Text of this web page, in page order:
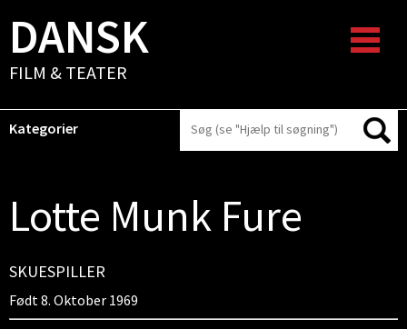
DANSK
FILM & TEATER
Kategorier
Lotte Munk Fure
SKUESPILLER
Født 8. Oktober 1969